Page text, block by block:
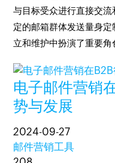
与目标受众进行直接交
定的邮箱群体发送量身
立和维护中扮演了重要角
电子邮件营销
势与发展
2024-09-27
邮件营销工具